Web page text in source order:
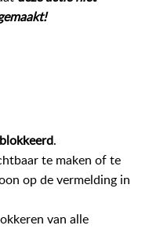
.
te maken of te
op de vermelding in
van alle